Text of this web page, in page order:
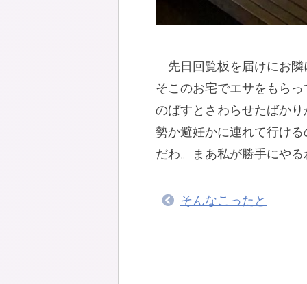
先日回覧板を届けにお
そこのお宅でエサをもら
のばすとさわらせたばか
勢か避妊かに連れて行け
だわ。まあ私が勝手にや
そんなこったと